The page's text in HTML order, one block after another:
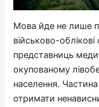
Мова йде не лише
військово-
представниць
окупованому
населення.
отримати